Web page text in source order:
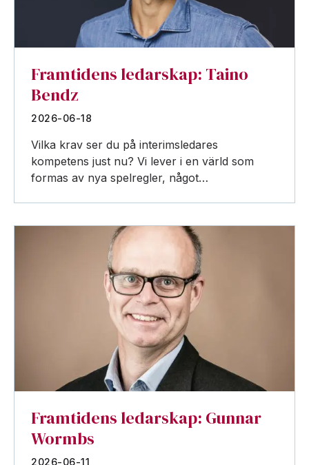
Framtidens ledarskap: Taino
Bendz
2026-06-18
Vilka krav ser du på interimsledares
kompetens just nu? Vi lever i en värld som
formas av nya spelregler, något…
Framtidens ledarskap: Gunnar
Wormbs
2026-06-11